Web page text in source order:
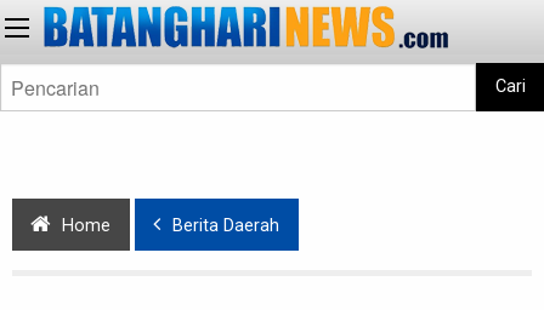
Cari
Home Berita Daerah